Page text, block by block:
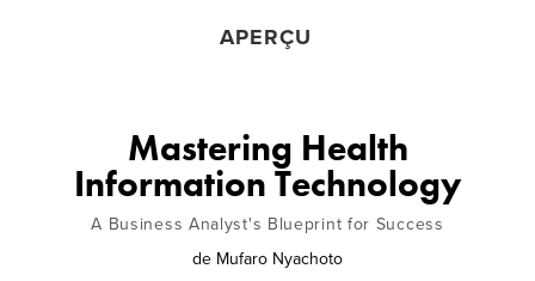
APERÇU
Mastering Health
Information Technology
A Business Analyst's Blueprint for Success
de Mufaro Nyachoto